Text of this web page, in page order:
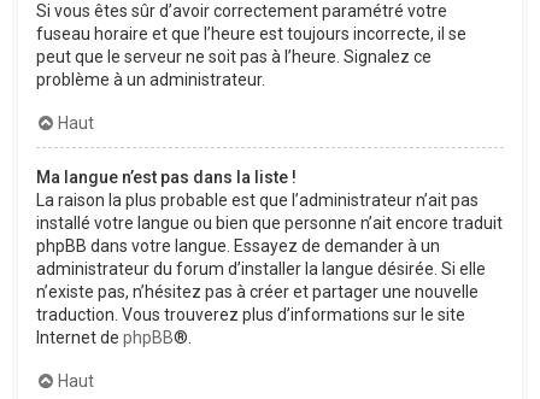
Si vous êtes sûr d’avoir correctement paramétré votre
fuseau horaire et que l’heure est toujours incorrecte, il se
peut que le serveur ne soit pas à l’heure. Signalez ce
problème à un administrateur.
Haut
Ma langue n’est pas dans la liste !
La raison la plus probable est que l’administrateur n’ait pas
installé votre langue ou bien que personne n’ait encore traduit
phpBB dans votre langue. Essayez de demander à un
administrateur du forum d’installer la langue désirée. Si elle
n’existe pas, n’hésitez pas à créer et partager une nouvelle
traduction. Vous trouverez plus d’informations sur le site
Internet de phpBB®.
Haut